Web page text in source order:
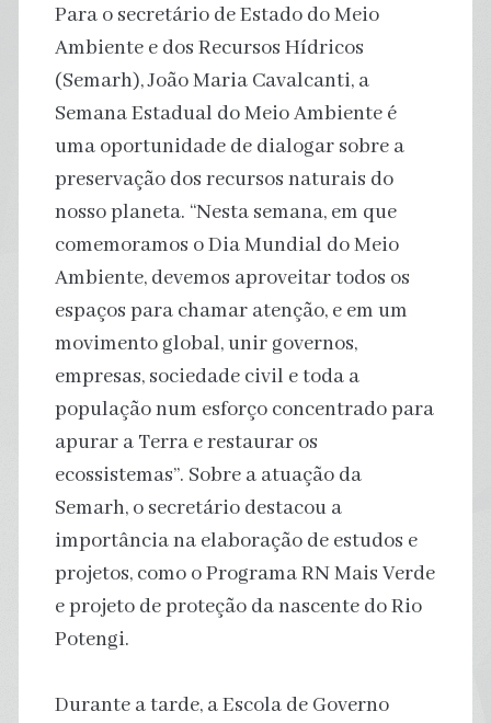
Para o secretário de Estado do Meio
Ambiente e dos Recursos Hídricos
(Semarh), João Maria Cavalcanti, a
Semana Estadual do Meio Ambiente é
uma oportunidade de dialogar sobre a
preservação dos recursos naturais do
nosso planeta. “Nesta semana, em que
comemoramos o Dia Mundial do Meio
Ambiente, devemos aproveitar todos os
espaços para chamar atenção, e em um
movimento global, unir governos,
empresas, sociedade civil e toda a
população num esforço concentrado para
apurar a Terra e restaurar os
ecossistemas”. Sobre a atuação da
Semarh, o secretário destacou a
importância na elaboração de estudos e
projetos, como o Programa RN Mais Verde
e projeto de proteção da nascente do Rio
Potengi.
Durante a tarde, a Escola de Governo